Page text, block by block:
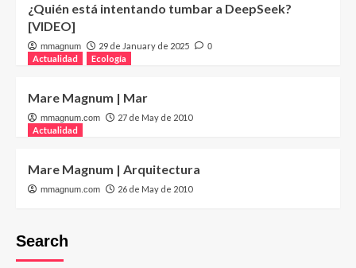
¿Quién está intentando tumbar a DeepSeek?
[VIDEO]
mmagnum 29 de January de 2025 0
Actualidad Ecología
Mare Magnum | Mar
mmagnum.com
27 de May de 2010
Actualidad
Mare Magnum | Arquitectura
mmagnum.com 26 de May de 2010
Search